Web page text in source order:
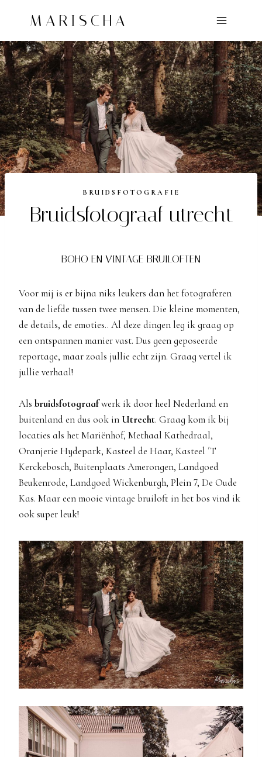
inhoud
MARISCHA
BRUIDSFOTOGRAFIE
Bruidsfotograaf utrecht
BOHO EN VINTAGE BRUILOFTEN
Voor mij is er bijna niks leukers dan het fotograferen
van de liefde tussen twee mensen. Die kleine momenten,
de details, de emoties.. Al deze dingen leg ik graag op
een ontspannen manier vast. Dus geen geposeerde
reportage, maar zoals jullie echt zijn. Graag vertel ik
jullie verhaal!
Als bruidsfotograafwerk ik door heel Nederland en
buitenland en dus ook in Utrecht. Graag kom ik bij
locaties als het Mariënhof, Methaal Kathedraal,
Oranjerie Hydepark, Kasteel de Haar, Kasteel ´T
Kerckebosch, Buitenplaats Amerongen, Landgoed
Beukenrode, Landgoed Wickenburgh, Plein 7, De Oude
Kas. Maar een mooie vintage bruiloft in het bos vind ik
ook super leuk!